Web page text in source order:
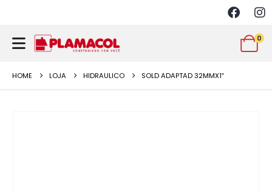
0
HOME LOJA HIDRAULICO SOLD ADAPTAD 32MMX1″